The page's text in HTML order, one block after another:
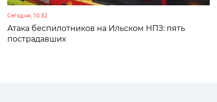
Сегодня, 10:32
Атака беспилотников на Ильском НПЗ: пять
пострадавших